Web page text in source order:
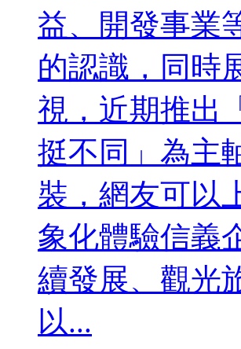
益、開發事業
的認識，同時
視，近期推出
挺不同」為主
裝，網友可以
象化體驗信義
續發展、觀光
以...